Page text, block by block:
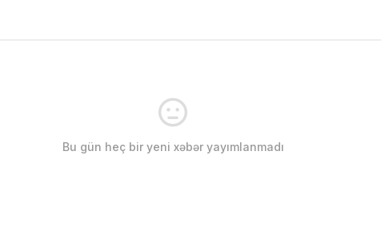
Bu gün heç bir yeni xəbər yayımlanmadı